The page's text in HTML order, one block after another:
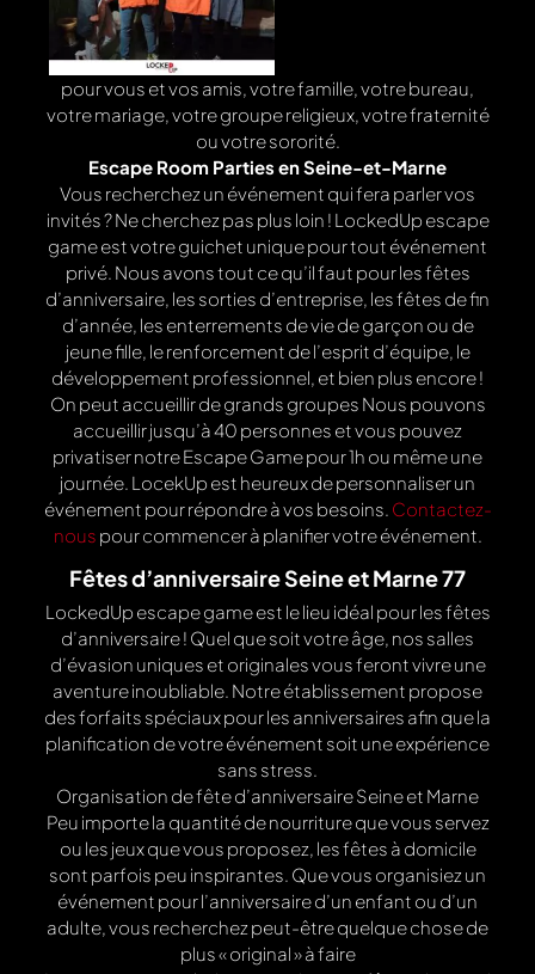
pour vous et vos amis, votre famille, votre bureau,
votre mariage, votre groupe religieux, votre fraternité
ou votre sororité.
Escape Room Parties en Seine-et-Marne
Vous recherchez un événement qui fera parler vos
invités ? Ne cherchez pas plus loin ! LockedUp escape
game est votre guichet unique pour tout événement
privé. Nous avons tout ce qu’il faut pour les fêtes
d’anniversaire, les sorties d’entreprise, les fêtes de fin
d’année, les enterrements de vie de garçon ou de
jeune fille, le renforcement de l’esprit d’équipe, le
développement professionnel, et bien plus encore !
On peut accueillir de grands groupes Nous pouvons
accueillir jusqu’à 40 personnes et vous pouvez
privatiser notre Escape Game pour 1h ou même une
journée. LocekUp est heureux de personnaliser un
événement pour répondre à vos besoins. Contactez-
nous pour commencer à planifier votre événement.
Fêtes d’anniversaire Seine et Marne 77
LockedUp escape game est le lieu idéal pour les fêtes
d’anniversaire ! Quel que soit votre âge, nos salles
d’évasion uniques et originales vous feront vivre une
aventure inoubliable. Notre établissement propose
des forfaits spéciaux pour les anniversaires afin que la
planification de votre événement soit une expérience
sans stress.
Organisation de fête d’anniversaire Seine et Marne
Peu importe la quantité de nourriture que vous servez
ou les jeux que vous proposez, les fêtes à domicile
sont parfois peu inspirantes. Que vous organisiez un
événement pour l’anniversaire d’un enfant ou d’un
adulte, vous recherchez peut-être quelque chose de
plus « original » à faire